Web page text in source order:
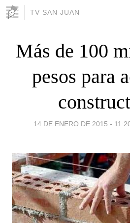
TV SAN JUAN
Más de 100
pesos para
14 DE ENERO DE 2015 -